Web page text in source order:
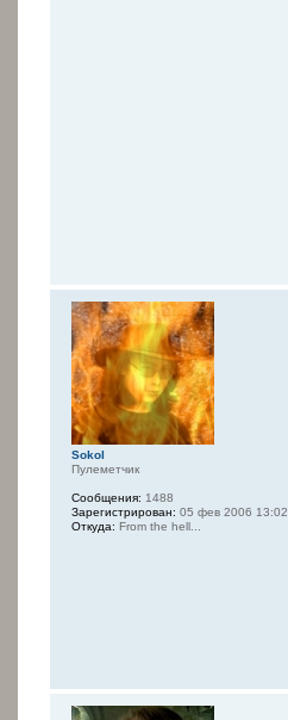
Sokol
Пулеметчик
Сообщения: 1488
Зарегистрирован: 05 фев 2006 13:02
Откуда: From the hell...